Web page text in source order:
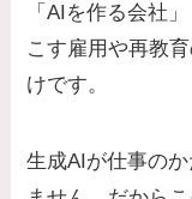
「AIを作る会社
こす雇用や再教
けです。
生成AIが仕事の